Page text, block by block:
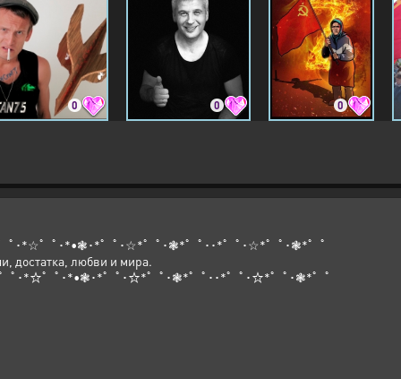
На друзей они пусть не надеются
Русский мир устоит, не развеется
И ответ им держать обязательно
За раздор и вражду между братьями!
0 0 0
･*☆゜ﾟ･*•❃･*゜ﾟ･☆*゜ﾟ･❃*゜ﾟ･･*゜ﾟ･☆*゜ﾟ･❃*゜ﾟ
достатка, любви и мира.
ﾟ･*☆゜ﾟ･*•❃･*゜ﾟ･☆*゜ﾟ･❃*゜ﾟ･･*゜ﾟ･☆*゜ﾟ･❃*゜ﾟ